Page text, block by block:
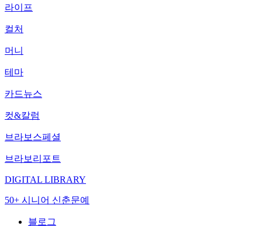
라이프
컬처
머니
테마
카드뉴스
컷&칼럼
브라보스페셜
브라보리포트
DIGITAL LIBRARY
50+ 시니어 신춘문예
블로그